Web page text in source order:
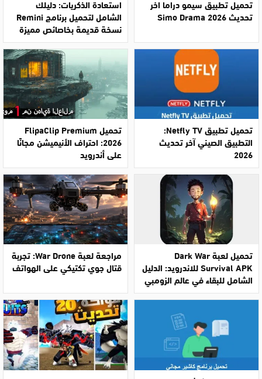
تحميل تطبيق سيمو دراما اخر
تحديث Simo Drama 2026
استعادة الذكريات: دليلك
الشامل لتحميل برنامج Remini
نسخة قديمة بخاصائص مميزة
تحميل تطبيق Netfly TV:
التطبيق الصيني آخر تحديث
2026
تحميل FlipaClip Premium
2026: احتراف الأنيميشن مجانًا
على أندرويد
تحميل لعبة Dark War
Survival APK للاندرويد: الدليل
الشامل للبقاء في عالم الزومبي
مراجعة لعبة War Drone: تجربة
قتال جوي تكتيكي على الهواتف